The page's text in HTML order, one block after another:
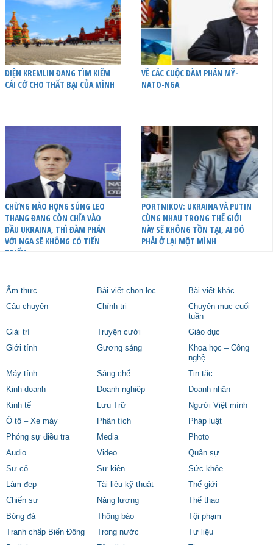
ĐIỆN KREMLIN ĐANG TÌM KIẾM
CÁI CỚ CHO THẤT BẠI CỦA MÌNH
VỀ CÁC CUỘC ĐÀM PHÁN MỸ-
NATO-NGA
CHỪNG NÀO HỌNG SÚNG LEO
THANG ĐANG CÒN CHĨA VÀO
ĐẦU UKRAINA, THÌ ĐÀM PHÁN
VỚI NGA SẼ KHÔNG CÓ TIẾN
TRIỂN
PORTNIKOV: UKRAINA VÀ PUTIN
CÙNG NHAU TRONG THẾ GIỚI
NÀY SẼ KHÔNG TỒN TẠI, AI ĐÓ
PHẢI Ở LẠI MỘT MÌNH
Ẩm thực Bài viết chọn lọc
Bài viết khác
Câu chuyện
Chính trị
Chuyên mục cuối
tuần
Giải trí
Truyện cười
Giáo dục
Giới tính
Gương sáng
Khoa học – Công
nghệ
Máy tính
Sáng chế
Tin tặc
Kinh doanh
Doanh nghiệp
Doanh nhân
Kinh tế
Lưu Trữ
Người Việt mình
Ô tô – Xe máy
Phân tích
Pháp luật
Phóng sự điều tra
Media
Photo
Audio
Video
Quân sự
Sự cố
Sự kiện
Sức khỏe
Làm đẹp
Tài liệu kỹ thuật
Thế giới
Chiến sự
Năng lượng
Thể thao
Bóng đá
Thông báo
Tội phạm
Tranh chấp Biển Đông
Trong nước
Tư liệu